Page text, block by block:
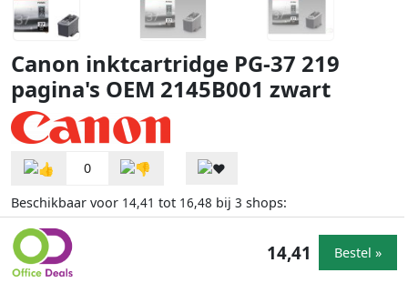
Canon inktcartridge PG-37 219
pagina's OEM 2145B001 zwart
0
Beschikbaar voor 14,41 tot 16,48 bij 3 shops:
14,41 Bestel »